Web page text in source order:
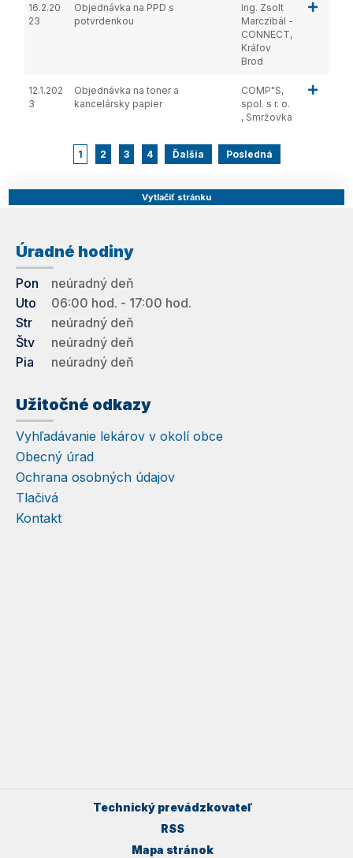
16.2.20
23
Objednávka na PPD s
potvrdenkou
Ing. Zsolt
Marczibál -
CONNECT,
Kráľov
Brod
12.1.202
3
Objednávka na toner a
kancelársky papier
COMP"S,
spol. s r. o.
, Smržovka
1 2 3 4 Ďalšia Posledná
Vytlačiť stránku
Úradné hodiny
Pon
neúradný deň
Uto
06:00 hod. - 17:00 hod.
Str
neúradný deň
Štv
neúradný deň
Pia
neúradný deň
Užitočné odkazy
Vyhľadávanie lekárov v okolí obce
Obecný úrad
Ochrana osobných údajov
Tlačivá
Kontakt
Technický prevádzkovateľ
RSS
Mapa stránok